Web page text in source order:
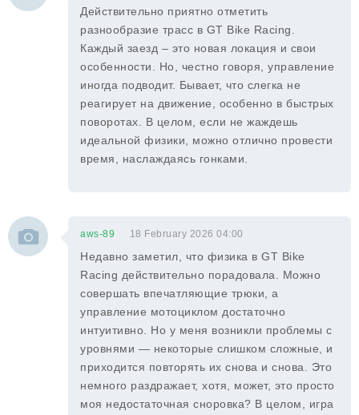
Действительно приятно отметить
разнообразие трасс в GT Bike Racing.
Каждый заезд – это новая локация и свои
особенности. Но, честно говоря, управление
иногда подводит. Бывает, что слегка не
реагирует на движение, особенно в быстрых
поворотах. В целом, если не жаждешь
идеальной физики, можно отлично провести
время, наслаждаясь гонками.
aws-89 18 February 2026 04:00
Недавно заметил, что физика в GT Bike
Racing действительно порадовала. Можно
совершать впечатляющие трюки, а
управление мотоциклом достаточно
интуитивно. Но у меня возникли проблемы с
уровнями — некоторые слишком сложные, и
приходится повторять их снова и снова. Это
немного раздражает, хотя, может, это просто
моя недостаточная сноровка? В целом, игра